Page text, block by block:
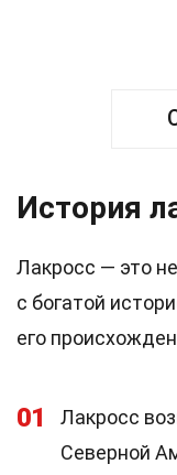
История
Лакросс — это
с богатой
его
01
Лакросс
Северной